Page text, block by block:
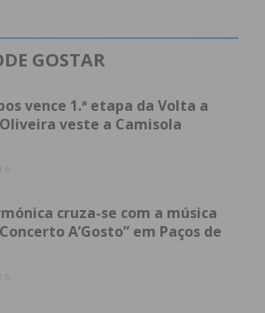
identificados pela GNR, que
seis mandados de detenção,
de Freamunde, Paços de
culminando na detenção dos
constituídos arguidos e
instalações da GNR, até serem
GOSTAR
vence 1.ª etapa da Volta a
veste a Camisola
cruza-se com a música
A’Gosto” em Paços de